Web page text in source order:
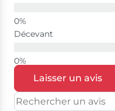
Décevant
Laisser un avis